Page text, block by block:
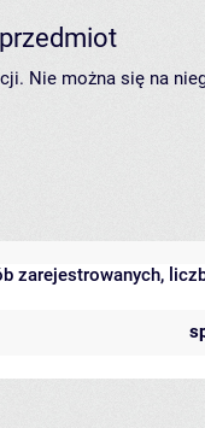
Nie można się na
zarejestrowanych,